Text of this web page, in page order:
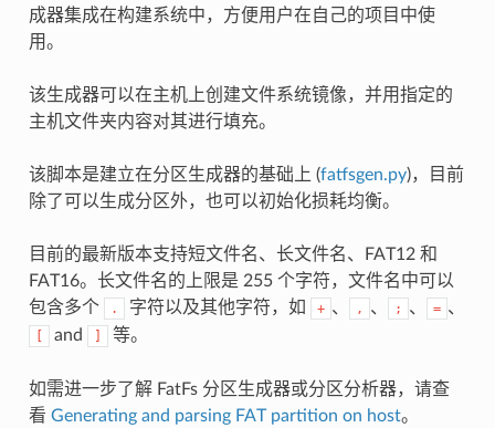
成器集成在构建系统中，方便用户在自己的项目中使
用。
该生成器可以在主机上创建文件系统镜像，并用指定的
主机文件夹内容对其进行填充。
该脚本是建立在分区生成器的基础上 (fatfsgen.py)，目前
除了可以生成分区外，也可以初始化损耗均衡。
目前的最新版本支持短文件名、长文件名、FAT12 和
FAT16。长文件名的上限是 255 个字符，文件名中可以
包含多个
. 字符以及其他字符，如 + 、 , 、 ; 、 = 、
[ and ] 等。
如需进一步了解 FatFs 分区生成器或分区分析器，请查
看 Generating and parsing FAT partition on host。